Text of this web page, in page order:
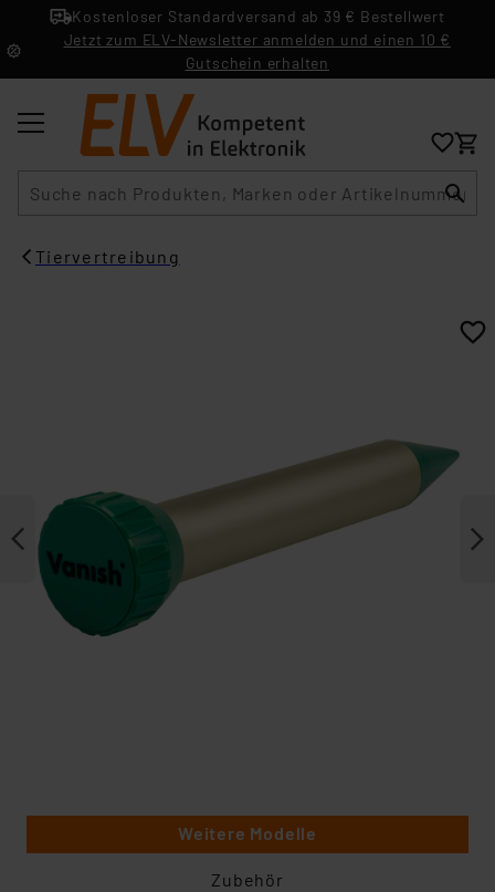
Kostenloser Standardversand ab 39 € Bestellwert
Jetzt zum ELV-Newsletter anmelden und einen 10 €
Gutschein erhalten
Tiervertreibung
Weitere Modelle
Zubehör